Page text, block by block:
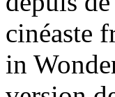
cinéaste
in